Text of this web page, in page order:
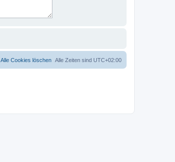
Alle Zeiten sind UTC+02:00
Alle Cookies löschen